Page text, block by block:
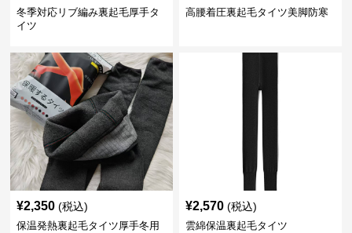
冬季対応リブ編み裏起毛厚手タ
イツ
高腰着圧裏起毛タイツ美脚防寒
¥2,350 (税込)
保温発熱裏起毛タイツ厚手冬用
¥2,570 (税込)
雲綿保温裏起毛タイツ